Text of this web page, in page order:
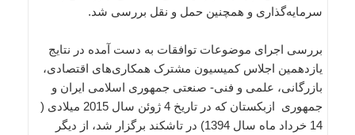
سرمایه‌گذاری و همچنین حمل و نقل بررسی شد.
بررسی اجرای موضوعات توافقات به دست آمده در نتایج
یازدهمین اجلاس کمیسیون مشترک همکاری‌های اقتصادی،
بازرگانی، علمی و فنی- صنعتی جمهوری اسلامی ایران و
جمهوری ازبکستان که در تاریخ 4 ژوئن سال 2015 میلادی (
14 خرداد ماه سال 1394) در تاشکند برگزار شد، از دیگر